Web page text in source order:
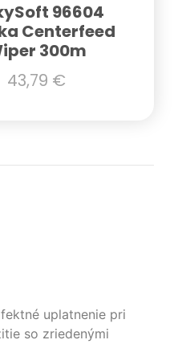
96604
Centerfeed
300m
43,79 €
uplatnenie pri
so zriedenými